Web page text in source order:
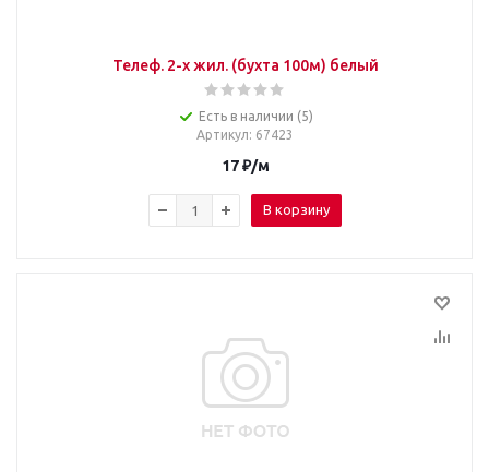
Телеф. 2-х жил. (бухта 100м) белый
Есть в наличии (5)
Артикул: 67423
17₽/м
В корзину